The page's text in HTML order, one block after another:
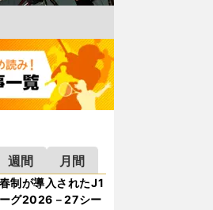
週間 月間
制が導入されたJ1
グ2026－27シー